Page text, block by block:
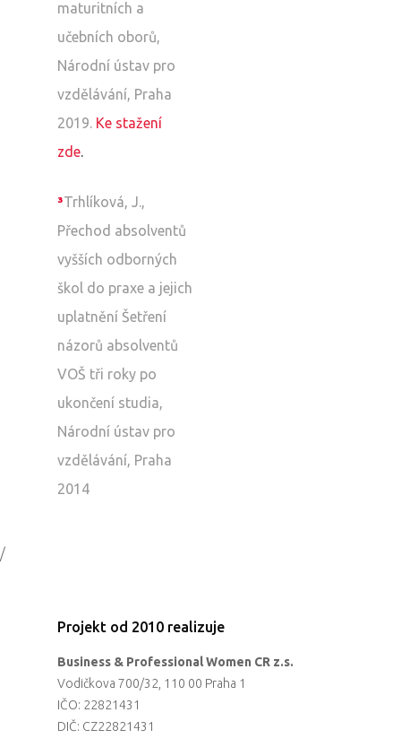
maturitních a
učebních oborů,
Národní ústav pro
vzdělávání, Praha
2019. Ke stažení
zde.
³Trhlíková, J.,
Přechod absolventů
vyšších odborných
škol do praxe a jejich
uplatnění Šetření
názorů absolventů
VOŠ tři roky po
ukončení studia,
Národní ústav pro
vzdělávání, Praha
2014
/
Projekt od 2010 realizuje
Business & Professional Women CR z.s.
Vodičkova 700/32, 110 00 Praha 1
IČO: 22821431
DIČ: CZ22821431